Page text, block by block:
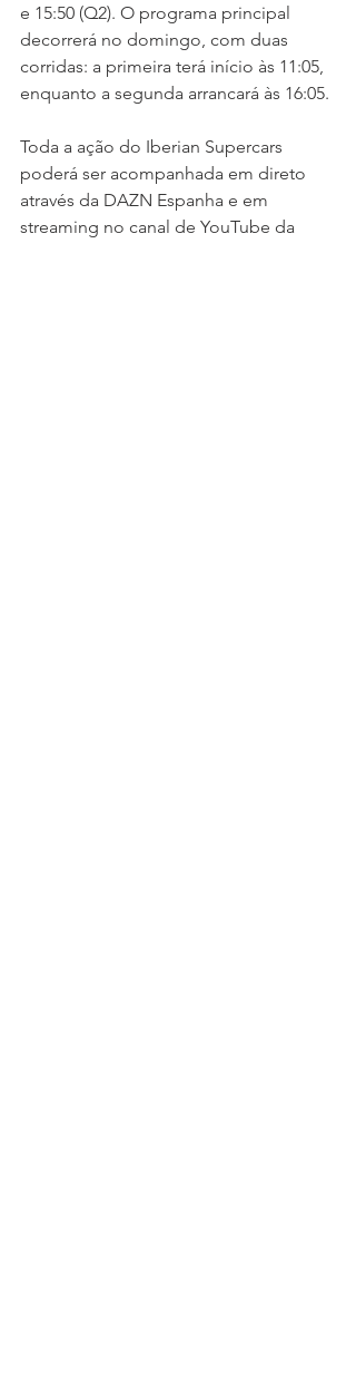
e 15:50 (Q2). O programa principal
decorrerá no domingo, com duas
corridas: a primeira terá início às 11:05,
enquanto a segunda arrancará às 16:05.
Toda a ação do Iberian Supercars
poderá ser acompanhada em direto
através da DAZN Espanha e em
streaming no canal de YouTube da